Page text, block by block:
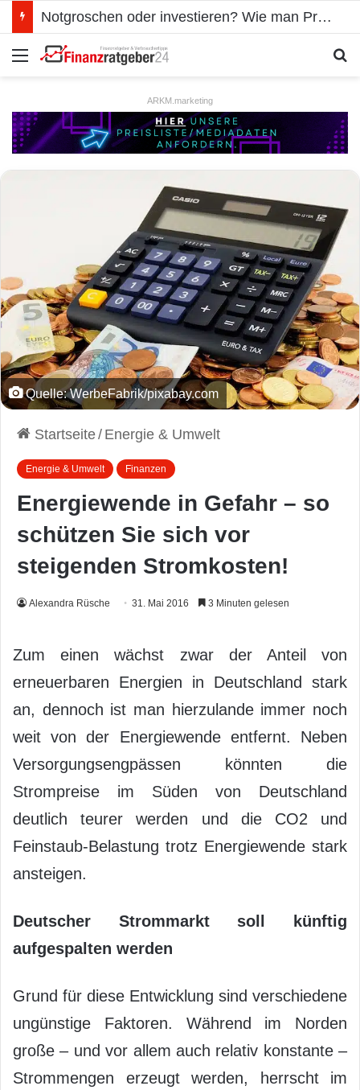
Notgroschen oder investieren? Wie man Prioritäten im eigenen Finanzplan setzt
Menü
ARKM.marketing
Quelle: WerbeFabrik/pixabay.com
Startseite/ Energie & Umwelt
Energie & Umwelt Finanzen
Energiewende in Gefahr – so
schützen Sie sich vor
steigenden Stromkosten!
Alexandra Rüsche 31. Mai 2016 3 Minuten gelesen
Zum einen wächst zwar der Anteil von
erneuerbaren Energien in Deutschland stark
an, dennoch ist man hierzulande immer noch
weit von der Energiewende entfernt. Neben
Versorgungsengpässen könnten die
Strompreise im Süden von Deutschland
deutlich teurer werden und die CO2 und
Feinstaub-Belastung trotz Energiewende stark
ansteigen.
Deutscher Strommarkt soll künftig
aufgespalten werden
Grund für diese Entwicklung sind verschiedene
ungünstige Faktoren. Während im Norden
große – und vor allem auch relativ konstante –
Strommengen erzeugt werden, herrscht im